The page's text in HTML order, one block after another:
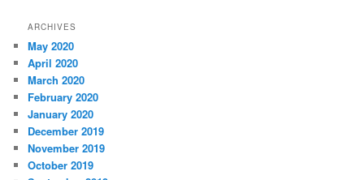
ARCHIVES
May 2020
April 2020
March 2020
February 2020
January 2020
December 2019
November 2019
October 2019